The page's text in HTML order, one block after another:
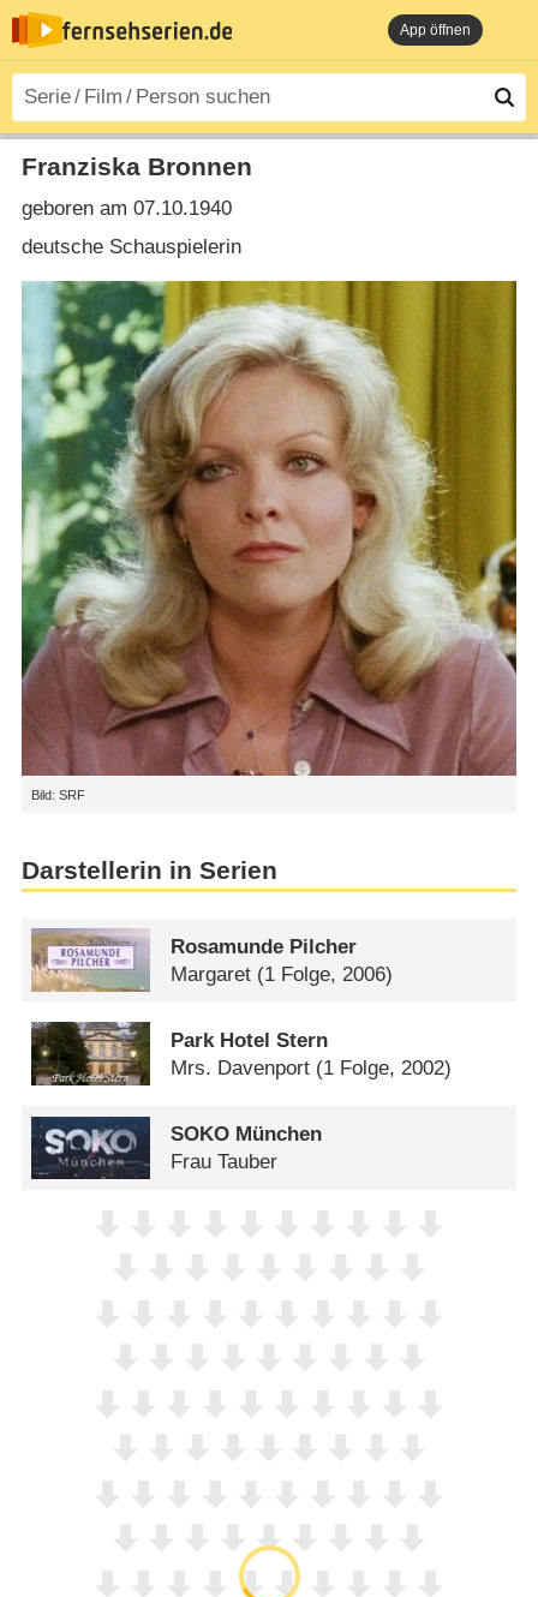
App öffnen
Bild: SRF
Franziska Bronnen
geboren am 07.10.1940
deutsche Schauspielerin
Darstellerin in Serien
Rosamunde Pilcher
Margaret (1 Folge, 2006)
Park Hotel Stern
Mrs. Davenport (1 Folge, 2002)
SOKO München
Frau Tauber